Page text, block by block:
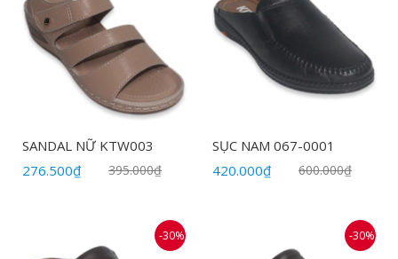
SANDAL NỮ KTW003
276.500₫
395.000₫
SỤC NAM 067-0001
420.000₫
600.000₫
-30% -30%